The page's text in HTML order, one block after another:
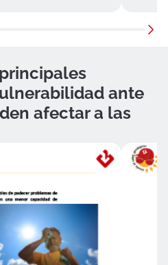
ante
afectar a las